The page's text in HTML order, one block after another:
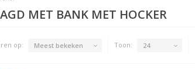
MET BANK MET HOCKER
op: Meest bekeken Toon: 24